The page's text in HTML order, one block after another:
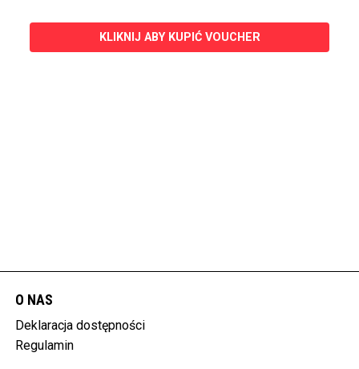
KLIKNIJ ABY KUPIĆ VOUCHER
O NAS
Deklaracja dostępności
Regulamin